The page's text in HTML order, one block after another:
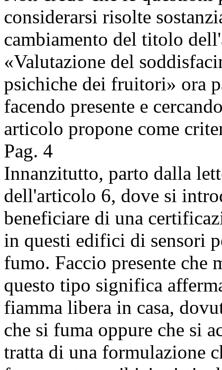
considerarsi risolte
cambiamento del titolo
«Valutazione del
psichiche dei fruitori» ora
facendo presente e
articolo propone come
Pag. 4
Innanzitutto, parto dalla
dell'articolo 6, dove si
beneficiare di una
in questi edifici di sensori
fumo. Faccio presente che
questo tipo significa
fiamma libera in casa,
che si fuma oppure che si
tratta di una formulazione